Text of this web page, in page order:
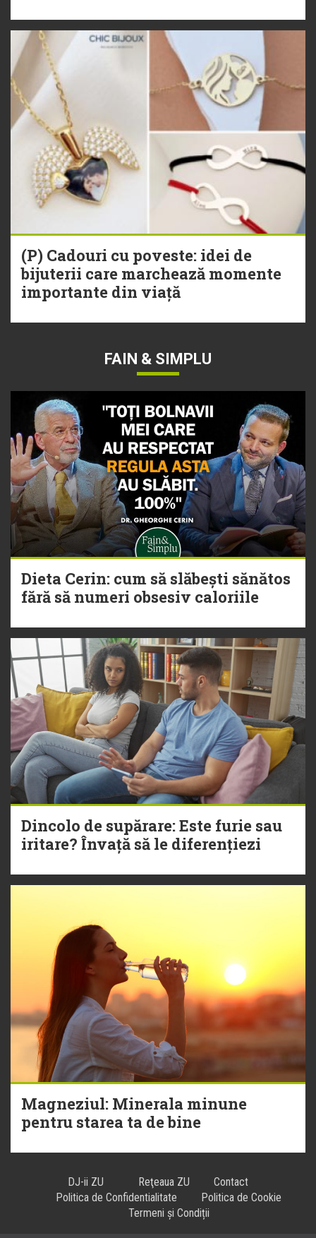
(P) Cadouri cu poveste: idei de
bijuterii care marchează momente
importante din viață
FAIN & SIMPLU
Dieta Cerin: cum să slăbești sănătos
fără să numeri obsesiv caloriile
Dincolo de supărare: Este furie sau
iritare? Învață să le diferențiezi
Magneziul: Minerala minune
pentru starea ta de bine
DJ-ii ZU Reţeaua ZU
Contact
Politica de Confidentialitate
Politica de Cookie
Termeni și Condiții